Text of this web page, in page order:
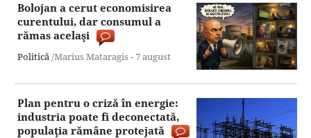
Bolojan a cerut economisirea
curentului, dar consumul a
rămas acelaşi
Politică/Marius Mataragis -7 august
Plan pentru o criză în energie:
industria poate fi deconectată,
populaţia rămâne protejată